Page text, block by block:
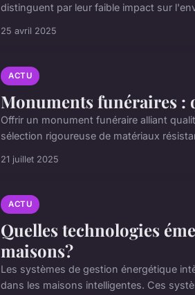
distinguent par leur faible impact sur
25 avril 2025
ACTU
Monuments funéraires :
Offrir un monument funéraire alliant
sélection rigoureuse de matériaux
21 juillet 2025
ACTU
Quelles technologies
maisons?
Les systèmes de gestion énergétique
dans les maisons intelligentes. Ces